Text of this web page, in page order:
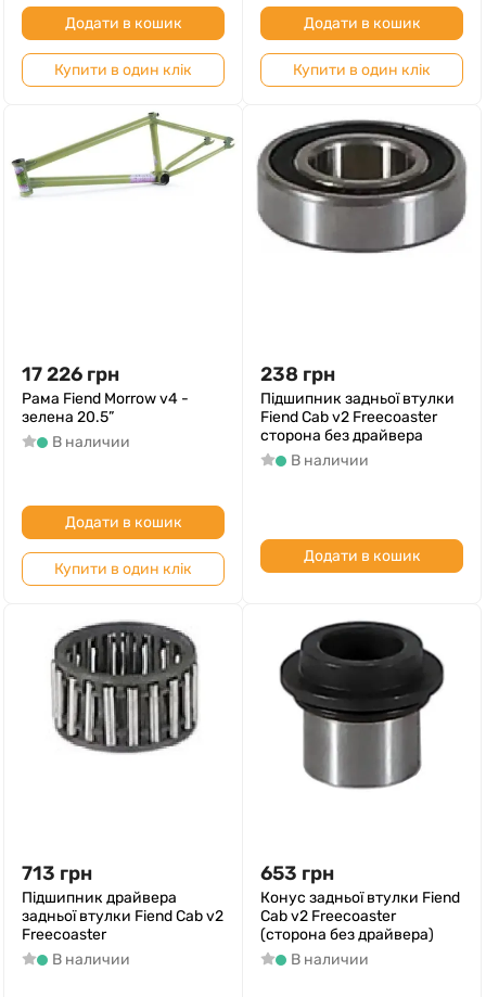
Додати в кошик
Купити в один клік
Додати в кошик
Купити в один клік
17 226 грн
Рама Fiend Morrow v4 -
зелена 20.5”
В наличии
Додати в кошик
Купити в один клік
238 грн
Підшипник задньої втулки
Fiend Cab v2 Freecoaster
сторона без драйвера
В наличии
Додати в кошик
713 грн
Підшипник драйвера
задньої втулки Fiend Cab v2
Freecoaster
В наличии
653 грн
Конус задньої втулки Fiend
Cab v2 Freecoaster
(сторона без драйвера)
В наличии